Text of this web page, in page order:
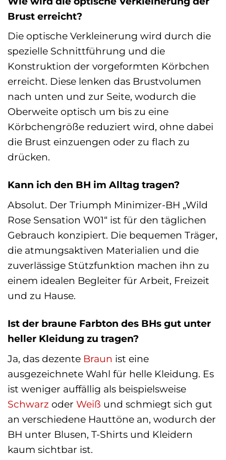
Brust erreicht?
Die optische Verkleinerung wird durch die
spezielle Schnittführung und die
Konstruktion der vorgeformten Körbchen
erreicht. Diese lenken das Brustvolumen
nach unten und zur Seite, wodurch die
Oberweite optisch um bis zu eine
Körbchengröße reduziert wird, ohne dabei
die Brust einzuengen oder zu flach zu
drücken.
Kann ich den BH im Alltag tragen?
Absolut. Der Triumph Minimizer-BH „Wild
Rose Sensation W01“ ist für den täglichen
Gebrauch konzipiert. Die bequemen Träger,
die atmungsaktiven Materialien und die
zuverlässige Stützfunktion machen ihn zu
einem idealen Begleiter für Arbeit, Freizeit
und zu Hause.
Ist der braune Farbton des BHs gut unter
heller Kleidung zu tragen?
Ja, das dezente Braun ist eine
ausgezeichnete Wahl für helle Kleidung. Es
ist weniger auffällig als beispielsweise
Schwarz oder Weiß und schmiegt sich gut
an verschiedene Hauttöne an, wodurch der
BH unter Blusen, T-Shirts und Kleidern
kaum sichtbar ist.